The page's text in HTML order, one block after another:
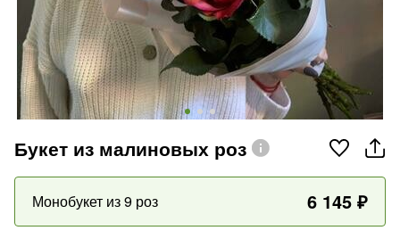
Букет из малиновых роз
Монобукет из 9 роз 6 145 ₽